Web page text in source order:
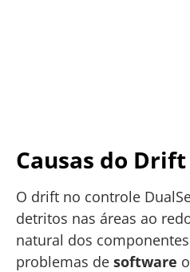
Causas do
O drift no controle
detritos nas áreas ao
natural dos
problemas de software